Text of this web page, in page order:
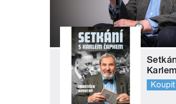
Koupit